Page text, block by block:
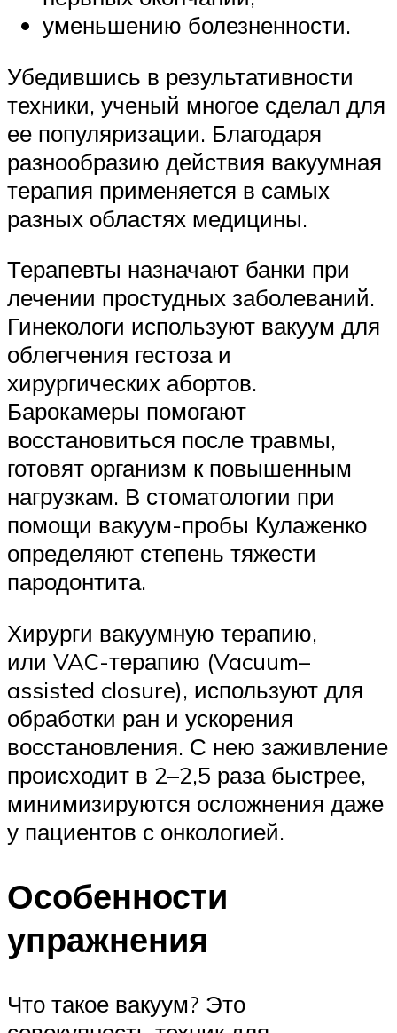
уменьшению болезненности.
Убедившись в результативности
техники, ученый многое сделал для
ее популяризации. Благодаря
разнообразию действия вакуумная
терапия применяется в самых
разных областях медицины.
Терапевты назначают банки при
лечении простудных заболеваний.
Гинекологи используют вакуум для
облегчения гестоза и
хирургических абортов.
Барокамеры помогают
восстановиться после травмы,
готовят организм к повышенным
нагрузкам. В стоматологии при
помощи вакуум-пробы Кулаженко
определяют степень тяжести
пародонтита.
Хирурги вакуумную терапию,
или VAC-терапию (Vacuum–
assisted closure), используют для
обработки ран и ускорения
восстановления. С нею заживление
происходит в 2–2,5 раза быстрее,
минимизируются осложнения даже
у пациентов с онкологией.
Особенности
упражнения
Что такое вакуум? Это